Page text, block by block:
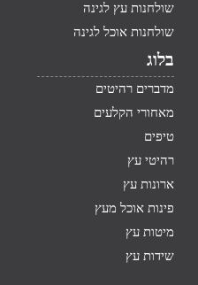
שולחנות עץ לגינה
שולחנות אוכל לגינה
בלוג
מדברים רהיטים
מאחורי הקלעים
טיפים
רהיטי עץ
ארונות עץ
פינות אוכל מעץ
מיטות עץ
שידות עץ